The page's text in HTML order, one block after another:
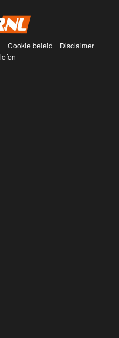
Cookie beleid
Disclaimer